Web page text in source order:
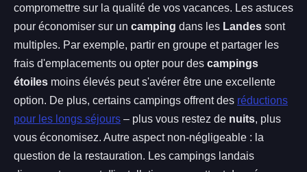
compromettre sur la qualité de vos vacances. Les astuces
pour économiser sur un camping dans les Landes sont
multiples. Par exemple, partir en groupe et partager les
frais d'emplacements ou opter pour des campings
étoiles moins élevés peut s'avérer être une excellente
option. De plus, certains campings offrent des réductions
pour les longs séjours – plus vous restez de nuits, plus
vous économisez. Autre aspect non-négligeable : la
question de la restauration. Les campings landais